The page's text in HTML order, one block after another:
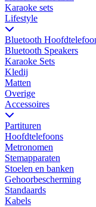
Karaoke sets
Lifestyle
Bluetooth
Bluetooth Speakers
Karaoke Sets
Kledij
Matten
Overige
Accessoires
Partituren
Hoofdtelefoons
Metronomen
Stemapparaten
Stoelen en banken
Gehoorbescherming
Standaards
Kabels